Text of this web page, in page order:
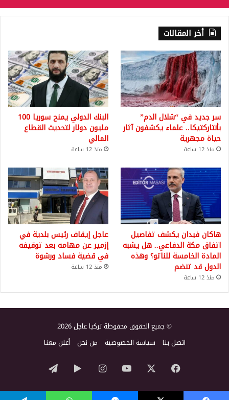
أخر المقالات
سر جديد في “شلال الدم”
بأنتاركتيكا.. علماء يكشفون آثار
حياة مجهرية
منذ 12 ساعة
البنك الدولي يمنح سوريا 100
مليون دولار لتحديث القطاع
المالي
منذ 12 ساعة
هاكان فيدان يكشف تفاصيل
اتفاق مكة الدفاعي.. هل يشبه
المادة الخامسة للناتو؟ وهذه
الدول قد تنضم
منذ 12 ساعة
عاجل إيقاف رئيس بلدية في
إزمير عن مهامه بعد توقيفه
في قضية فساد ورشوة
منذ 12 ساعة
© جميع الحقوق محفوظة تركيا عاجل 2026
اتصل بنا سياسة الخصوصية من نحن أعلن معنا
فيسبوك ‫YouTubeانستقرام‏Google
Play
تيلقرام